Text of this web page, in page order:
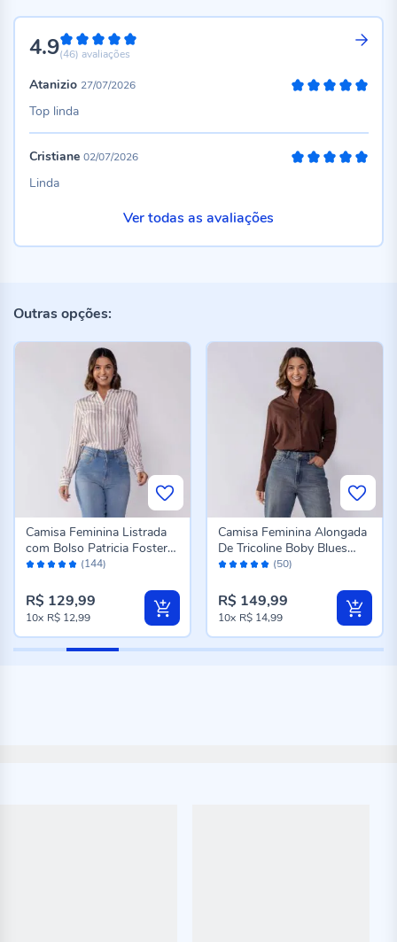
4.998%
(46) avaliações
Atanizio 27/07/2026
Top linda
Cristiane 02/07/2026
Linda
Ver todas as avaliações
Outras opções:
Avaliação: (144)
Camisa Feminina Listrada
com Bolso Patricia Foster
Off White/Fendi
R$ 129,99
10x R$ 12,99
Avaliação: (50)
Camisa Feminina Alongada
De Tricoline Boby Blues
Marrom
R$ 149,99
10x R$ 14,99